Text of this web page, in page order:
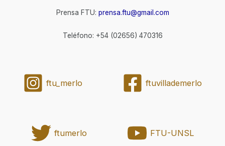
Prensa FTU: prensa.ftu@gmail.com
Teléfono: +54 (02656) 470316
ftu_merlo ftuvillademerlo
ftumerlo FTU-UNSL